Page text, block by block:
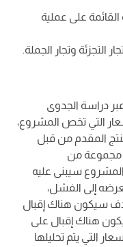
القائمة على عملية
التجزئة وتجار الجملة.
دراسة الجدوى
التي تخص المشروع،
المقدم من قبل
مجموعة من
سيبنى عليه
إلى الفشل،
سيكون هناك إقبال
هناك إقبال على
التي يتم تحليلها